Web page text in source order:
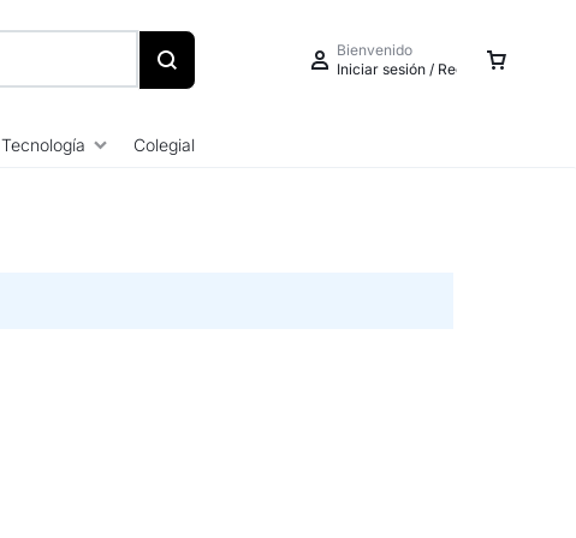
Bienvenido
Iniciar sesión / Registrarse
Tecnología Colegial